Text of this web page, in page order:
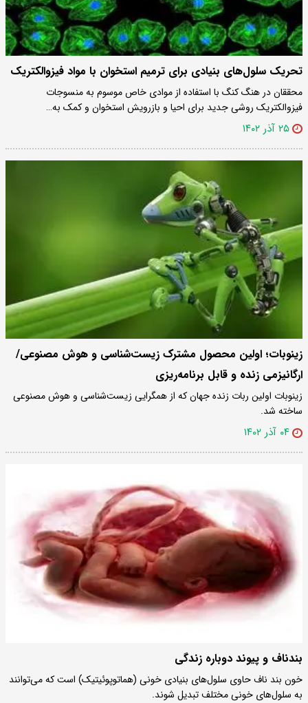
تحریک سلول‌های بنیادی برای ترمیم استخوان با مواد فیزوالکتریک
محققان در هنگ کنگ با استفاده از موادی خاص موسوم به منسوجات
فیزوالکتریک روشی جدید برای احیا و بازرویش استخوان و کمک به…
۲۵ آذر ۱۴۰۲
زینوبات؛ اولین محصول مشترک زیست‌شناسی و هوش مصنوعی/
ارگانیزمی زنده و قابل برنامه‌ریزی
زینوبات اولین ربات زنده جهان که از همگرایی زیست‌شناسی و هوش مصنوعی
ساخته شد.
۰۴ آذر ۱۴۰۲
بندناف و پیوند دوباره زندگی
خون بند ناف حاوی سلول‌های بنیادی خونی (هماتوپوئیتیک) است که می‌توانند
به سلول‌های خونی مختلف تبدیل شوند.